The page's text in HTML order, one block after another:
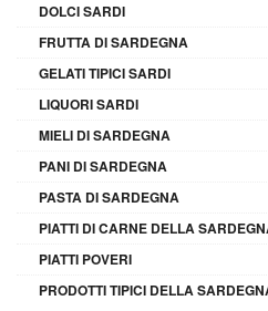
DOLCI SARDI
FRUTTA DI SARDEGNA
GELATI TIPICI SARDI
LIQUORI SARDI
MIELI DI SARDEGNA
PANI DI SARDEGNA
PASTA DI SARDEGNA
PIATTI DI CARNE DELLA
PIATTI POVERI
PRODOTTI TIPICI DELLA